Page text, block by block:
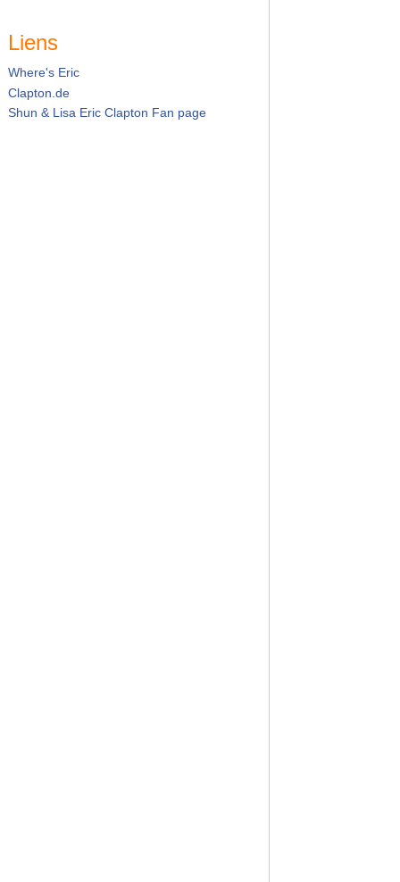
Liens
Where's Eric
Clapton.de
Shun & Lisa Eric Clapton Fan page